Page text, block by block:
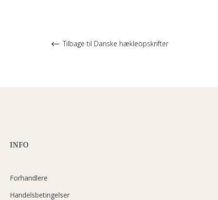
Tilbage til Danske hækleopskrifter
INFO
Forhandlere
Handelsbetingelser